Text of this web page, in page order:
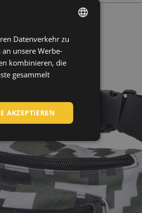
ENGLISH
CZECH
ROMANIAN
DUTCH
LATVIAN
SPANISH
FRENCH
Datenverkehr zu
unsere Werbe-
kombinieren, die
gesammelt
AKZEPTIEREN